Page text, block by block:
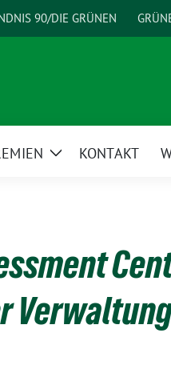
90/DIE GRÜNEN
ZeigeKONTAKT